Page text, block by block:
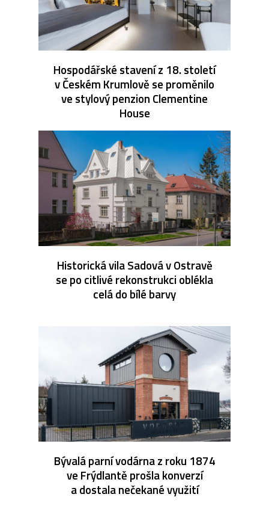
Hospodářské stavení z 18. století
v Českém Krumlově se proměnilo
ve stylový penzion Clementine
House
Historická vila Sadová v Ostravě
se po citlivé rekonstrukci oblékla
celá do bílé barvy
Bývalá parní vodárna z roku 1874
ve Frýdlantě prošla konverzí
a dostala nečekané využití